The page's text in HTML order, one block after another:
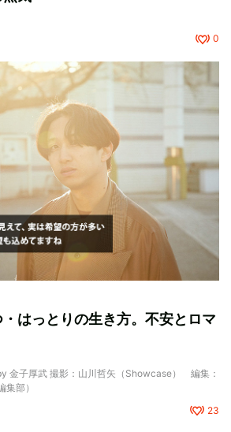
0
はっとりの生き方。不安とロマ
金子厚武 撮影：山川哲矢（Showcase） 編集：
部）
23